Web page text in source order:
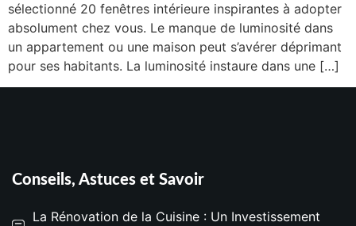
sélectionné 20 fenêtres intérieure inspirantes à adopter
absolument chez vous. Le manque de luminosité dans
un appartement ou une maison peut s’avérer déprimant
pour ses habitants. La luminosité instaure dans une […]
Conseils, Astuces et Savoir
La Rénovation de la Cuisine : Un Investissement